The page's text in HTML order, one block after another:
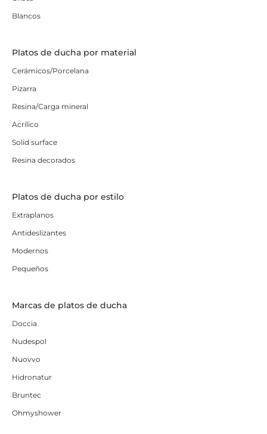
Blancos
Platos de ducha por material
Cerámicos/Porcelana
Pizarra
Resina/Carga mineral
Acrílico
Solid surface
Resina decorados
Platos de ducha por estilo
Extraplanos
Antideslizantes
Modernos
Pequeños
Marcas de platos de ducha
Doccia
Nudespol
Nuovvo
Hidronatur
Bruntec
Ohmyshower